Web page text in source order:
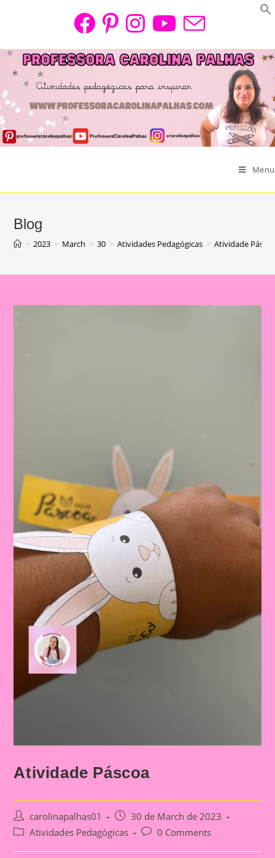
Menu
Blog
> 2023 > March > 30 > Atividades Pedagógicas > Atividade
Atividade Páscoa
Post
author:
carolinapalhas01
Post
published:
30 de March de 2023
PostAtividades Pedagógicas
Post0 Comments